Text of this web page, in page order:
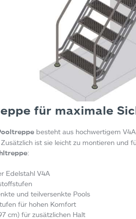
für maximale
besteht aus hochwertigem
ist sie leicht zu montieren und
:
Edelstahl V4A
und teilversenkte Pools
für hohen Komfort
cm) für zusätzlichen Halt